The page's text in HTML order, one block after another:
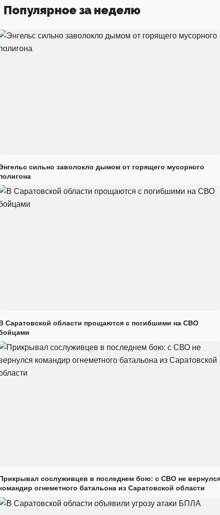
Популярное за неделю
сильно заволокло дымом от горящего мусорного
Саратовской области прощаются с погибшими на СВО
сослуживцев в последнем бою: с СВО не
огнеметного батальона из Саратовской области